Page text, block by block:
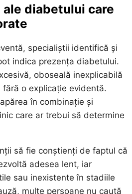
diabetului care
specialiștii identifică și
indica prezența diabetului.
oboseală inexplicabilă
o explicație evidentă.
în combinație și
care ar trebui să determine
să fie conștienți de faptul că
adesea lent, iar
sau inexistente în stadiile
multe persoane nu caută